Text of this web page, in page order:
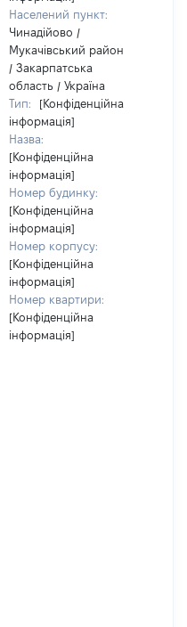
Населений пункт:
Чинадійово /
Мукачівський район
/ Закарпатська
область / Україна
Тип:
[Конфіденційна
інформація]
Назва:
[Конфіденційна
інформація]
Номер будинку:
[Конфіденційна
інформація]
Номер корпусу:
[Конфіденційна
інформація]
Номер квартири:
[Конфіденційна
інформація]